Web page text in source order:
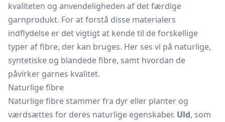
kvaliteten og anvendeligheden af det færdige
garnprodukt. For at forstå disse materialers
indflydelse er det vigtigt at kende til de forskellige
typer af fibre, der kan bruges. Her ses vi på naturlige,
syntetiske og blandede fibre, samt hvordan de
påvirker garnes kvalitet.
Naturlige fibre
Naturlige fibre stammer fra dyr eller planter og
værdsættes for deres naturlige egenskaber. Uld, som